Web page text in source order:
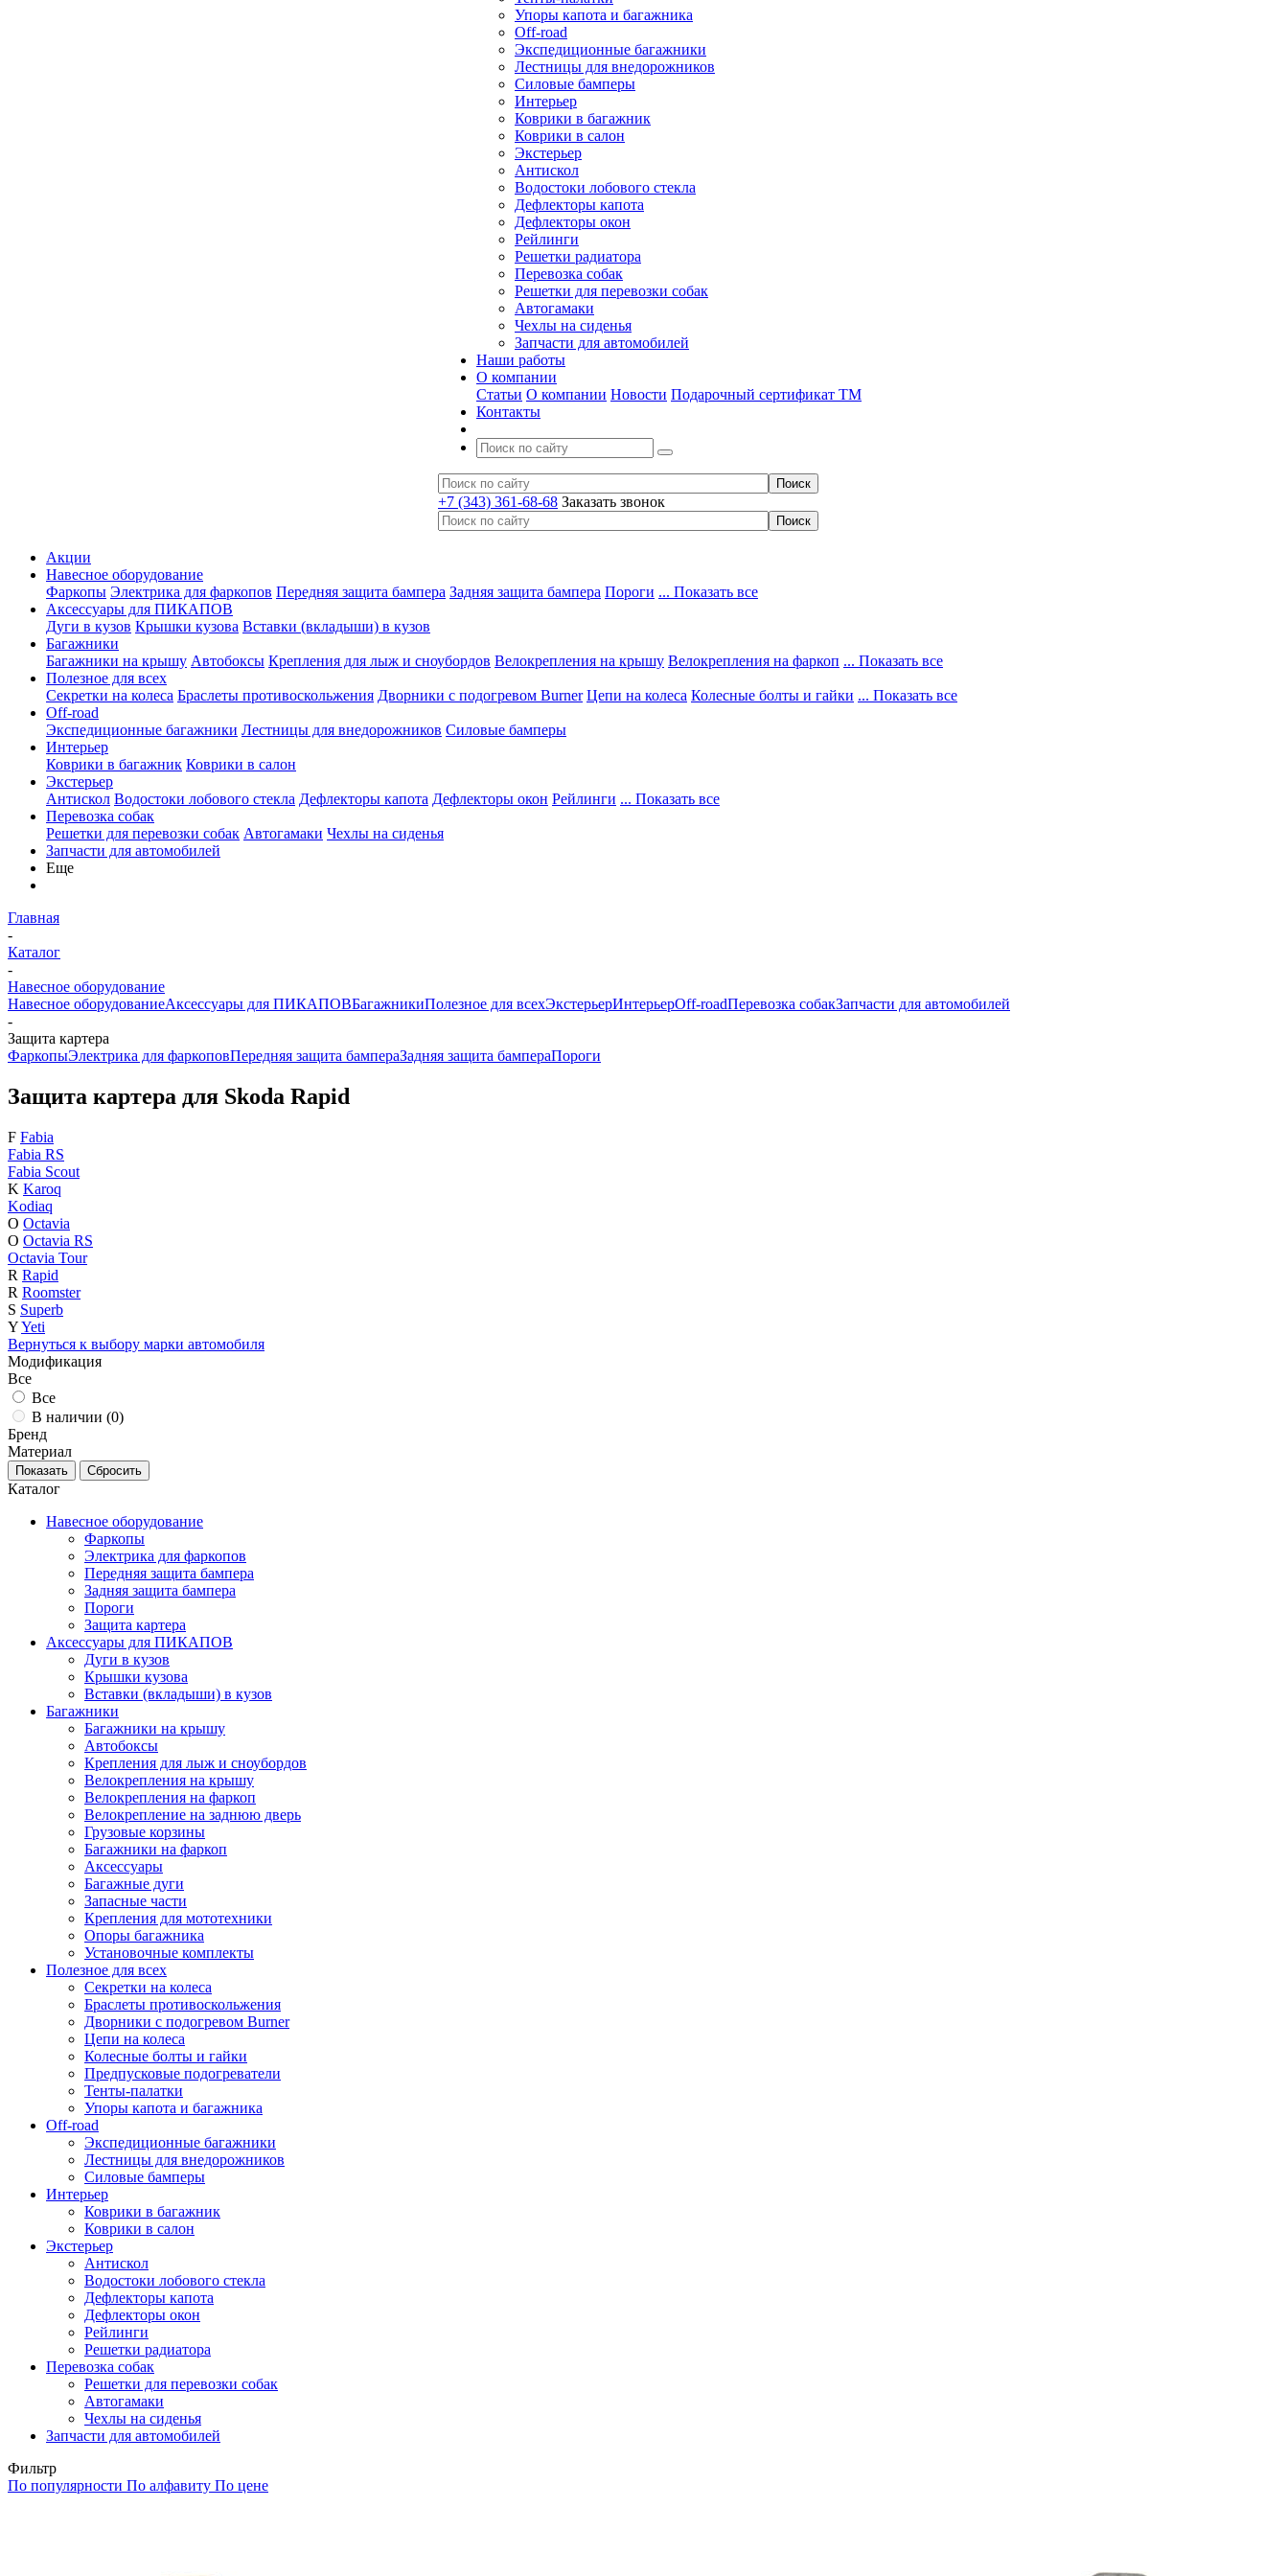
Упоры капота и багажника
Off-road
Экспедиционные багажники
Лестницы для внедорожников
Силовые бамперы
Интерьер
Коврики в багажник
Коврики в салон
Экстерьер
Антискол
Водостоки лобового стекла
Дефлекторы капота
Дефлекторы окон
Рейлинги
Решетки радиатора
Перевозка собак
Решетки для перевозки собак
Автогамаки
Чехлы на сиденья
Запчасти для автомобилей
Наши работы
О компании
Статьи О компании Новости Подарочный сертификат ТМ
Контакты
+7 (343) 361-68-68 Заказать звонок
Акции
Навесное оборудование
Фаркопы Электрика для фаркопов Передняя защита бампера Задняя защита бампера Пороги ... Показать все
Аксессуары для ПИКАПОВ
Дуги в кузов Крышки кузова Вставки (вкладыши) в кузов
Багажники
Багажники на крышу Автобоксы Крепления для лыж и сноубордов Велокрепления на крышу Велокрепления на фаркоп ... Показать все
Полезное для всех
Секретки на колеса Браслеты противоскольжения Дворники с подогревом Burner Цепи на колеса Колесные болты и гайки ... Показать все
Off-road
Экспедиционные багажники Лестницы для внедорожников Силовые бамперы
Интерьер
Коврики в багажник Коврики в салон
Экстерьер
Антискол Водостоки лобового стекла Дефлекторы капота Дефлекторы окон Рейлинги ... Показать все
Перевозка собак
Решетки для перевозки собак Автогамаки Чехлы на сиденья
Запчасти для автомобилей
Еще
Главная
-
Каталог
-
Навесное оборудование
Навесное оборудованиеАксессуары для ПИКАПОВБагажникиПолезное для всехЭкстерьерИнтерьерOff-roadПеревозка собакЗапчасти для автомобилей
-
Защита картера
ФаркопыЭлектрика для фаркоповПередняя защита бампераЗадняя защита бампераПороги
Защита картера для Skoda Rapid
F Fabia
Fabia RS
Fabia Scout
K Karoq
Kodiaq
O Octavia
O Octavia RS
Octavia Tour
R Rapid
R Roomster
S Superb
YYeti
Вернуться к выбору марки автомобиля
Модификация
Все
Все
В наличии (0)
Бренд
Материал
Каталог
Навесное оборудование
Фаркопы
Электрика для фаркопов
Передняя защита бампера
Задняя защита бампера
Пороги
Защита картера
Аксессуары для ПИКАПОВ
Дуги в кузов
Крышки кузова
Вставки (вкладыши) в кузов
Багажники
Багажники на крышу
Автобоксы
Крепления для лыж и сноубордов
Велокрепления на крышу
Велокрепления на фаркоп
Велокрепление на заднюю дверь
Грузовые корзины
Багажники на фаркоп
Аксессуары
Багажные дуги
Запасные части
Крепления для мототехники
Опоры багажника
Установочные комплекты
Полезное для всех
Секретки на колеса
Браслеты противоскольжения
Дворники с подогревом Burner
Цепи на колеса
Колесные болты и гайки
Предпусковые подогреватели
Тенты-палатки
Упоры капота и багажника
Off-road
Экспедиционные багажники
Лестницы для внедорожников
Силовые бамперы
Интерьер
Коврики в багажник
Коврики в салон
Экстерьер
Антискол
Водостоки лобового стекла
Дефлекторы капота
Дефлекторы окон
Рейлинги
Решетки радиатора
Перевозка собак
Решетки для перевозки собак
Автогамаки
Чехлы на сиденья
Запчасти для автомобилей
Фильтр
По популярности По алфавиту По цене